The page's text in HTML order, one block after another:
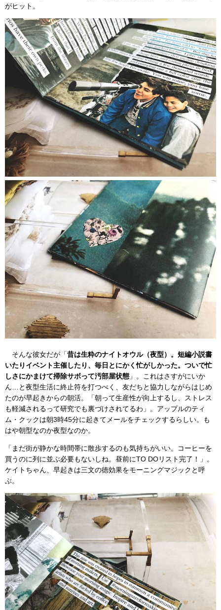
がヒット。
そんな彼女だが「昔は生粋のナイトオウル（夜型）。短編小説書
いたりイベント主催したり、毎日とにかく忙がしかった。ついで忙
しさにかまけて掃除サボって汚部屋状態 」。これはさすがにいか
ん…と夜型生活に終止符を打つべく、友だちと協力しながらはじめ
たのが早起きからの朝活。「朝って生産性が向上するし、ストレス
も軽減されるって研究でも裏づけされてるわ」。アップルのティ
ム・クックは朝3時45分に起きてメールをチェックするらしい。も
はや朝型なのか夜型なのか。
「まだ街が静かな時間帯に散歩するのも気持ちがいい。コーヒーを
買うのに列に並ぶ必要もないしね。昼前にTO DOリスト完了！」。
ケイトちゃん、早起きは三文の徳効果をモーニングマジックと呼
ぶ。